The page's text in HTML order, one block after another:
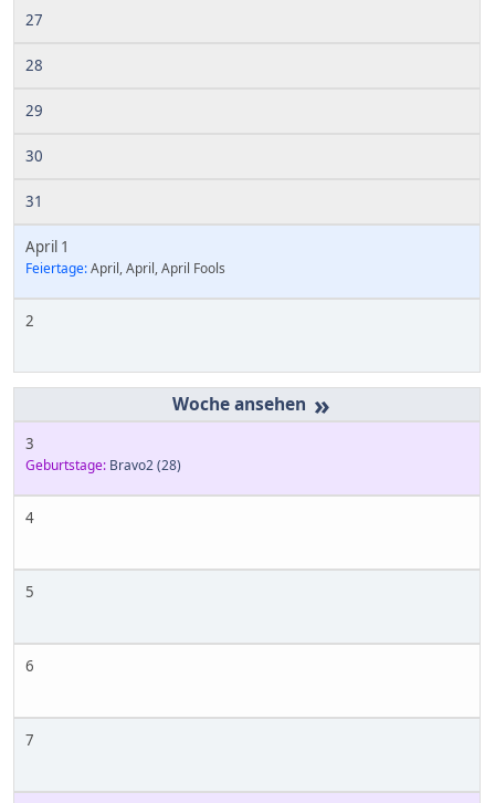
27
28
29
30
31
April 1
Feiertage:April, April, April Fools
2
»
3
Geburtstage: Bravo2(28)
4
5
6
7